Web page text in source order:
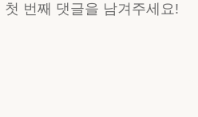
번째 댓글을 남겨주세요!